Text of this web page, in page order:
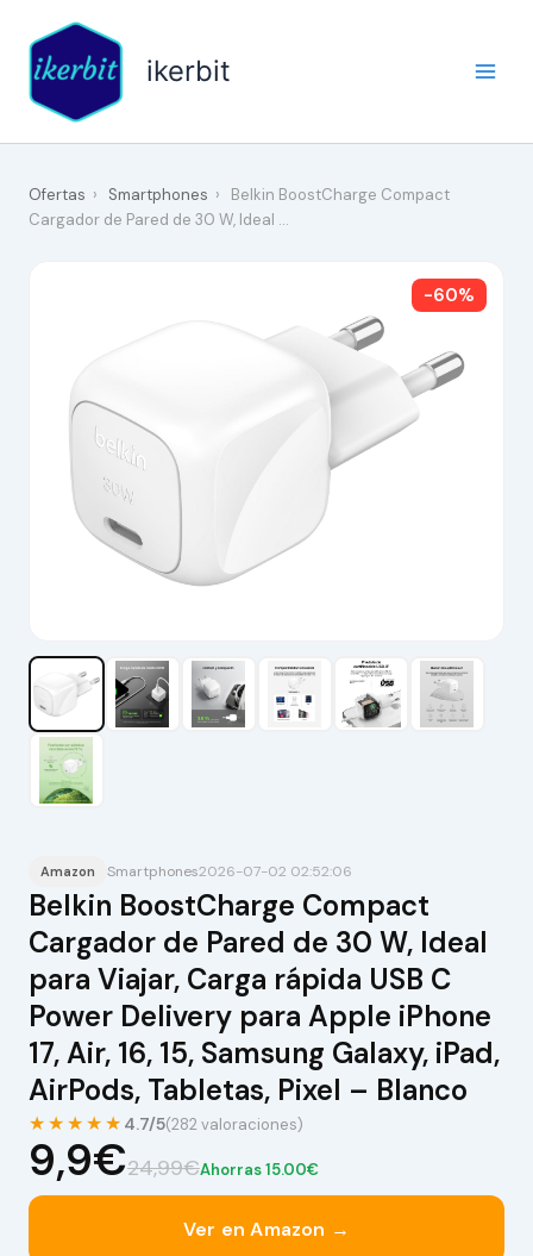
contenido
ikerbit
Ofertas › Smartphones ›
Belkin BoostCharge Compact
Cargador de Pared de 30 W, Ideal …
-60%
Amazon Smartphones2026-07-02 02:52:06
Belkin BoostCharge Compact
Cargador de Pared de 30 W, Ideal
para Viajar, Carga rápida USB C
Power Delivery para Apple iPhone
17, Air, 16, 15, Samsung Galaxy, iPad,
AirPods, Tabletas, Pixel – Blanco
★★★★★ 4.7/5(282 valoraciones)
9,9€24,99€Ahorras 15.00€
Ver en Amazon →